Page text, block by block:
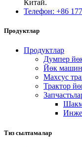
Китай.
Телефон: +86
Продуктлар
Продуктлар
Думпер
Йөк
Махсус
Трактор
Тиз сылтамалар